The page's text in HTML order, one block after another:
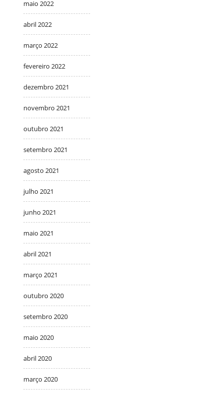
maio 2022
abril 2022
março 2022
fevereiro 2022
dezembro 2021
novembro 2021
outubro 2021
setembro 2021
agosto 2021
julho 2021
junho 2021
maio 2021
abril 2021
março 2021
outubro 2020
setembro 2020
maio 2020
abril 2020
março 2020